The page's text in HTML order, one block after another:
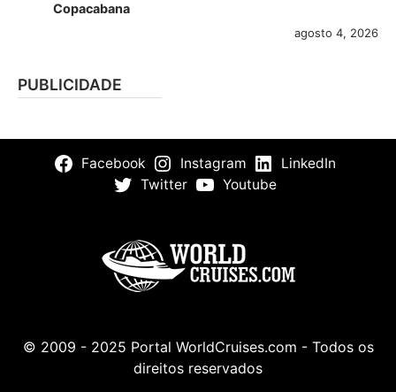
Copacabana
agosto 4, 2026
PUBLICIDADE
Facebook Instagram
LinkedIn
Twitter
Youtube
© 2009 - 2025 Portal WorldCruises.com - Todos os
direitos reservados